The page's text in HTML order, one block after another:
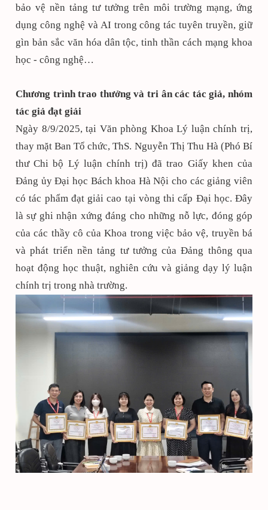
bảo vệ nền tảng tư tưởng trên môi trường mạng, ứng
dụng công nghệ và AI trong công tác tuyên truyền, giữ
gìn bản sắc văn hóa dân tộc, tinh thần cách mạng khoa
học - công nghệ…
Chương trình trao thưởng và tri ân các tác giả, nhóm
tác giả đạt giải
Ngày 8/9/2025, tại Văn phòng Khoa Lý luận chính trị,
thay mặt Ban Tổ chức, ThS. Nguyễn Thị Thu Hà (Phó Bí
thư Chi bộ Lý luận chính trị) đã trao Giấy khen của
Đảng ủy Đại học Bách khoa Hà Nội cho các giảng viên
có tác phẩm đạt giải cao tại vòng thi cấp Đại học. Đây
là sự ghi nhận xứng đáng cho những nỗ lực, đóng góp
của các thầy cô của Khoa trong việc bảo vệ, truyền bá
và phát triển nền tảng tư tưởng của Đảng thông qua
hoạt động học thuật, nghiên cứu và giảng dạy lý luận
chính trị trong nhà trường.